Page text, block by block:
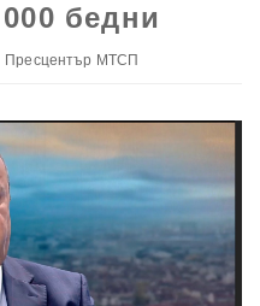
бедни
Пресцентър МТСП